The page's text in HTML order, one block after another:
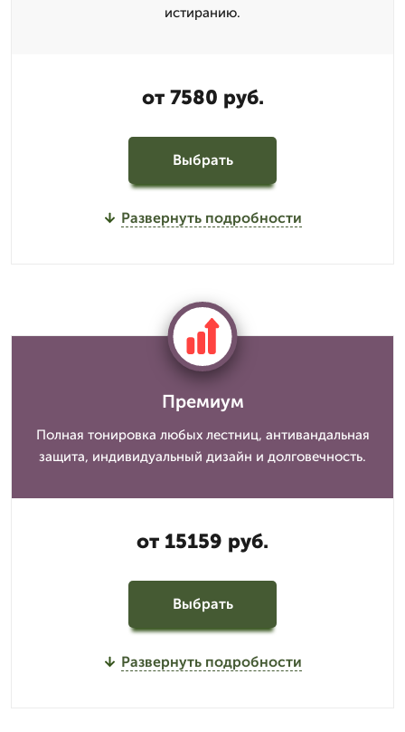
истиранию.
от 7580 руб.
Выбрать
Развернуть подробности
Премиум
Полная тонировка любых лестниц, антивандальная
защита, индивидуальный дизайн и долговечность.
от 15159 руб.
Выбрать
Развернуть подробности